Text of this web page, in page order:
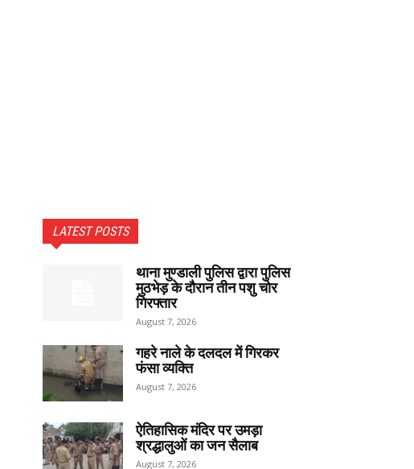
LATEST POSTS
थाना मुण्डाली पुलिस द्वारा पुलिस
मुठभेड़ के दौरान तीन पशु चोर
गिरफ्तार
August 7, 2026
गहरे नाले के दलदल में गिरकर
फंसा व्यक्ति
August 7, 2026
ऐतिहासिक मंदिर पर उमड़ा
श्रद्धालुओं का जन सैलाब
August 7, 2026